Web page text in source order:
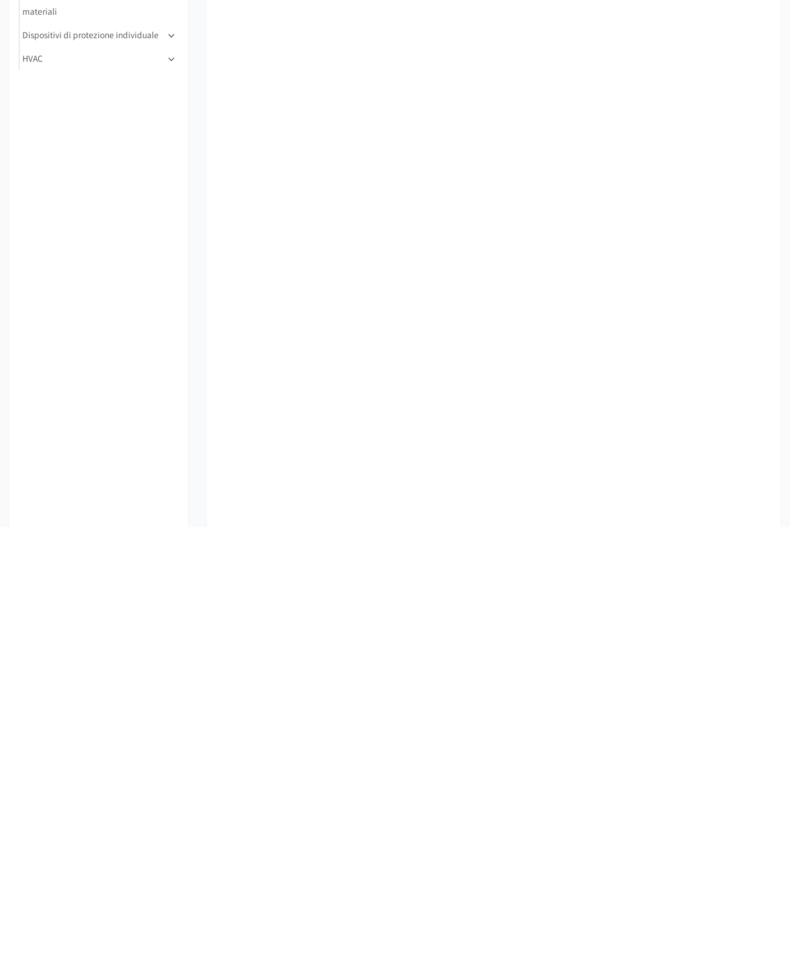
materiali
Dispositivi di protezione individuale
HVAC